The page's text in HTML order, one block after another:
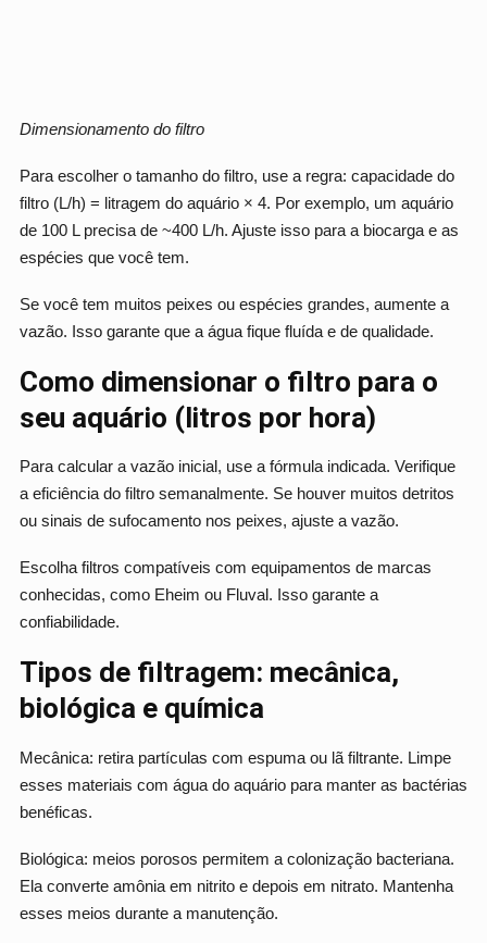
Dimensionamento do filtro
Para escolher o tamanho do filtro, use a regra: capacidade do
filtro (L/h) = litragem do aquário × 4. Por exemplo, um aquário
de 100 L precisa de ~400 L/h. Ajuste isso para a biocarga e as
espécies que você tem.
Se você tem muitos peixes ou espécies grandes, aumente a
vazão. Isso garante que a água fique fluída e de qualidade.
Como dimensionar o filtro para o
seu aquário (litros por hora)
Para calcular a vazão inicial, use a fórmula indicada. Verifique
a eficiência do filtro semanalmente. Se houver muitos detritos
ou sinais de sufocamento nos peixes, ajuste a vazão.
Escolha filtros compatíveis com equipamentos de marcas
conhecidas, como Eheim ou Fluval. Isso garante a
confiabilidade.
Tipos de filtragem: mecânica,
biológica e química
Mecânica: retira partículas com espuma ou lã filtrante. Limpe
esses materiais com água do aquário para manter as bactérias
benéficas.
Biológica: meios porosos permitem a colonização bacteriana.
Ela converte amônia em nitrito e depois em nitrato. Mantenha
esses meios durante a manutenção.